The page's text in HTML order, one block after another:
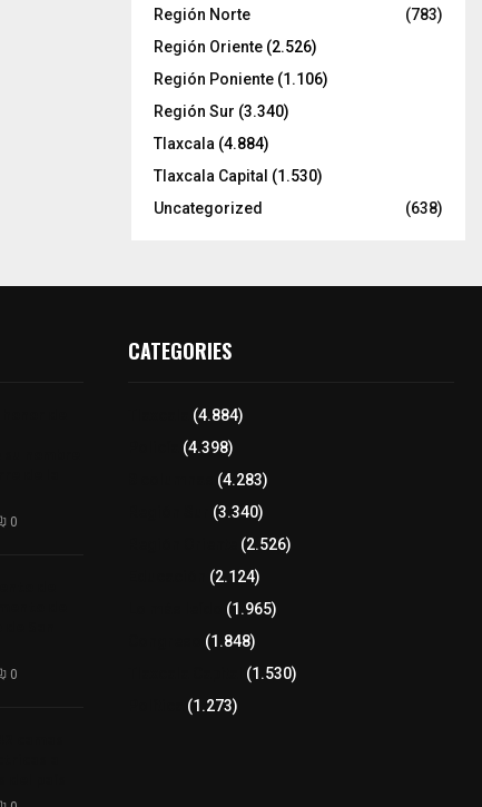
Región Norte
(783)
Región Oriente (2.526)
Región Poniente (1.106)
Región Sur (3.340)
Tlaxcala (4.884)
Tlaxcala Capital (1.530)
Uncategorized
(638)
0
0
CATEGORIES
(4.884)
(4.398)
(4.283)
(3.340)
(2.526)
(2.124)
(1.965)
(1.848)
(1.530)
(1.273)